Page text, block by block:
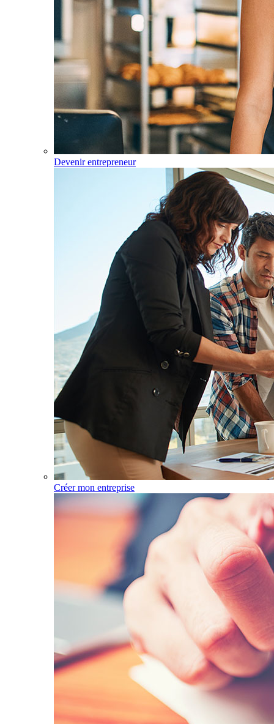
Devenir entrepreneur
Créer mon entreprise